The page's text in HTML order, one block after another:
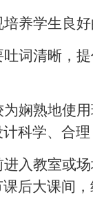
养学生良
词清晰，
娴熟地使
科学、合理
入教室或
后大课间